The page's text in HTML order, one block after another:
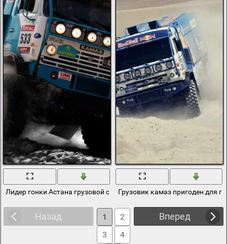
Лидер гонки Астана грузовой синий камазГрузовик камаз пригоден для
Назад Вперед
1
2
3
4